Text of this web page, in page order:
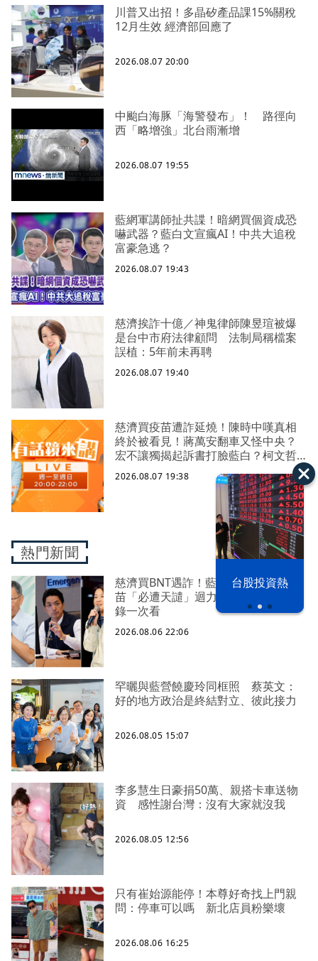
漢光42演習 台股投資熱
川普又出招！多晶矽產品課15%關稅
12月生效 經濟部回應了
2026.08.07 20:00
中颱白海豚「海警發布」！ 路徑向
西「略增強」北台雨漸增
2026.08.07 19:55
藍網軍講師扯共諜！暗網買個資成恐
嚇武器？藍白文宣瘋AI！中共大追稅
富豪急逃？
2026.08.07 19:43
慈濟挨詐十億／神鬼律師陳昱瑄被爆
是台中市府法律顧問 法制局稱檔案
誤植：5年前未再聘
2026.08.07 19:40
慈濟買疫苗遭詐延燒！陳時中嘆真相
終於被看見！蔣萬安翻車又怪中央？
宏不讓獨揭起訴書打臉藍白？柯文哲
生日嚇一大跳忘記腳傷？虐童案再
爆！北市府突襲稽查變套招？
2026.08.07 19:38
熱門新聞
慈濟買BNT遇詐！藍白昔嗆政府擋疫
苗「必遭天譴」迴力鏢來了 荒謬語
錄一次看
2026.08.06 22:06
罕曬與藍營饒慶玲同框照 蔡英文：
好的地方政治是終結對立、彼此接力
2026.08.05 15:07
李多慧生日豪捐50萬、親搭卡車送物
資 感性謝台灣：沒有大家就沒我
2026.08.05 12:56
只有崔始源能停！本尊好奇找上門親
問：停車可以嗎 新北店員粉樂壞
2026.08.06 16:25